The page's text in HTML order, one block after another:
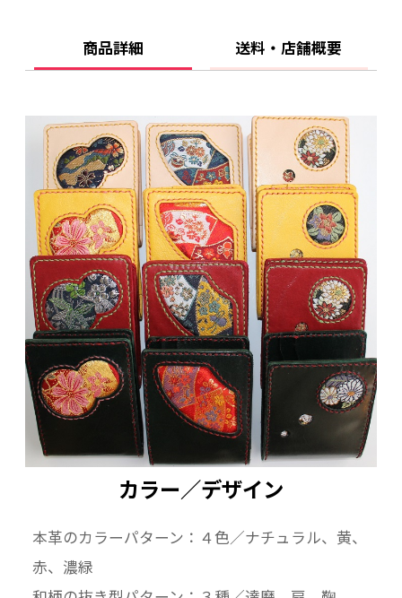
商品詳細 送料・店舗概要
カラー／デザイン
本革のカラーパターン：４色／ナチュラル、黄、
赤、濃緑